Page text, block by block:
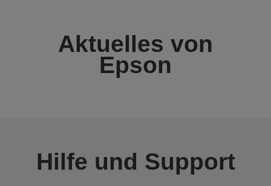
Aktuelles von
Epson
Hilfe und Support